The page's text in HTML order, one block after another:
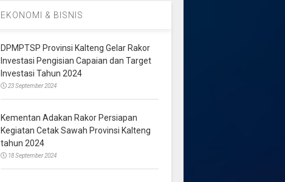
EKONOMI & BISNIS
DPMPTSP Provinsi Kalteng Gelar Rakor
Investasi Pengisian Capaian dan Target
Investasi Tahun 2024
23 September 2024
Kementan Adakan Rakor Persiapan
Kegiatan Cetak Sawah Provinsi Kalteng
tahun 2024
18 September 2024